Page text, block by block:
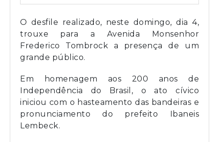
O desfile realizado, neste domingo, dia 4,
trouxe para a Avenida Monsenhor
Frederico Tombrock a presença de um
grande público.
Em homenagem aos 200 anos de
Independência do Brasil, o ato cívico
iniciou com o hasteamento das bandeiras e
pronunciamento do prefeito Ibaneis
Lembeck.